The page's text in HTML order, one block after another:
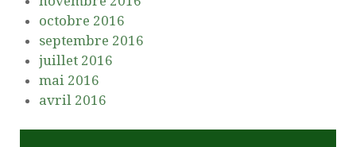
octobre 2016
septembre 2016
juillet 2016
mai 2016
avril 2016